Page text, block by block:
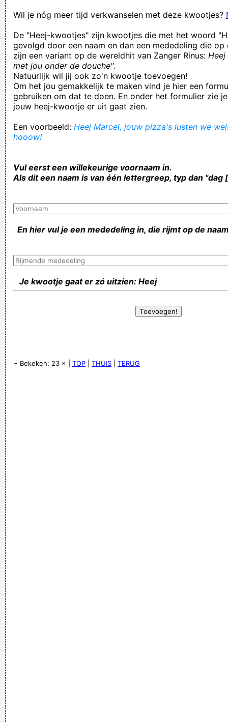
Wil je nóg meer tijd verkwanselen met deze kwootjes?
De "Heej-kwootjes" zijn kwootjes die met het woord
gevolgd door een naam en dan een mededeling die op
zijn een variant op de wereldhit van Zanger Rinus:
met jou onder de douche".
Natuurlijk wil jij ook zo'n kwootje toevoegen!
Om het jou gemakkelijk te maken vind je hier een
gebruiken om dat te doen. En onder het formulier zie
jouw heej-kwootje er uit gaat zien.
Een voorbeeld: Heej Marcel, jouw pizza's lusten we
hooow!
Vul eerst een willekeurige voornaam in.
Als dit een naam is van één lettergreep, typ dan "dag
En hier vul je een mededeling in, die rijmt op de
Je kwootje gaat er zó uitzien: Heej
~ Bekeken: 23 × | TOP THUIS TERUG